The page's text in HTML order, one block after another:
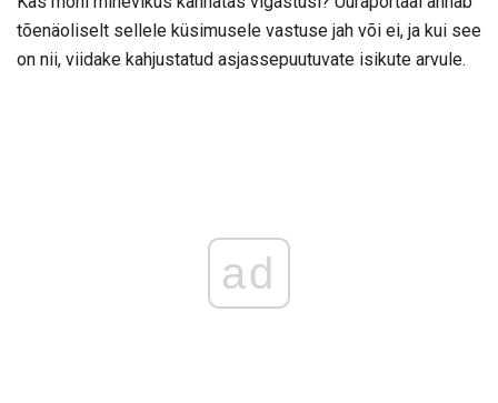
tõenäoliselt sellele küsimusele vastuse jah või ei, ja kui see
on nii, viidake kahjustatud asjassepuutuvate isikute arvule.
ad